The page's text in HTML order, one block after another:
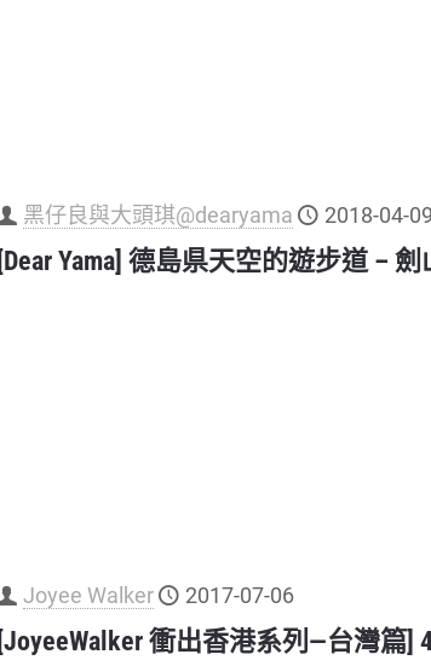
黑仔良與大頭琪@dearyama 2018-04-
[Dear Yama] 德島県天空的遊步道 –
Joyee Walker 2017-07-06
[JoyeeWalker 衝出香港系列—台灣篇